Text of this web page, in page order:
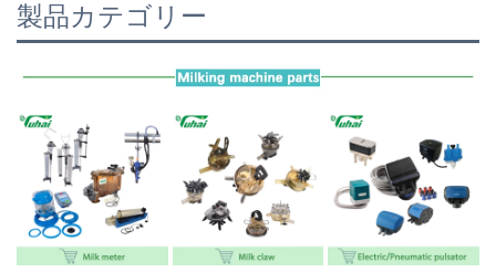
製品カテゴリー